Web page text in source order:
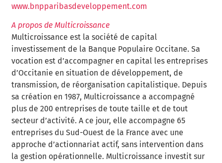
www.bnpparibasdeveloppement.com
A propos de Multicroissance
Multicroissance est la société de capital
investissement de la Banque Populaire Occitane. Sa
vocation est d’accompagner en capital les entreprises
d’Occitanie en situation de développement, de
transmission, de réorganisation capitalistique. Depuis
sa création en 1987, Multicroissance a accompagné
plus de 200 entreprises de toute taille et de tout
secteur d’activité. A ce jour, elle accompagne 65
entreprises du Sud-Ouest de la France avec une
approche d’actionnariat actif, sans intervention dans
la gestion opérationnelle. Multicroissance investit sur